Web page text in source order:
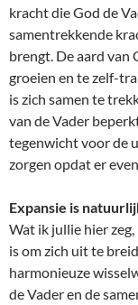
kracht die God de
samentrekkende
brengt. De aard van
groeien en te zelf-
is zich samen te
van de Vader
tegenwicht voor de
zorgen opdat er
Expansie is
Wat ik jullie hier
is om zich uit te
harmonieuze
de Vader en de